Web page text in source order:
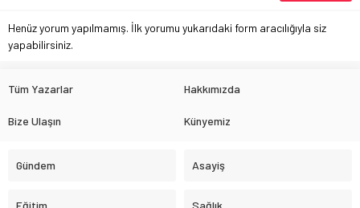
Henüz yorum yapılmamış. İlk yorumu yukarıdaki form aracılığıyla siz
yapabilirsiniz.
Tüm Yazarlar Hakkımızda
Bize Ulaşın Künyemiz
Gündem Asayiş
Eğitim Sağlık